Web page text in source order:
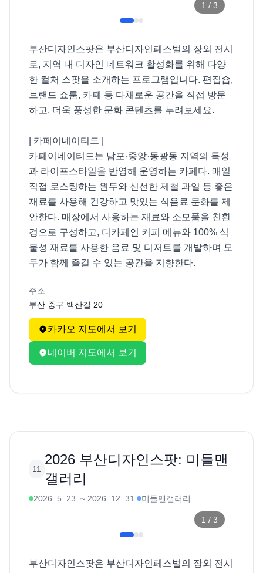
1 / 3
부산디자인스팟은 부산디자인페스벌의 장외 전시
로, 지역 내 디자인 네트워크 활성화를 위해 다양
한 컬처 스팟을 소개하는 프로그램입니다. 편집숍,
브랜드 쇼룸, 카페 등 다채로운 공간을 직접 방문
하고, 더욱 풍성한 문화 콘텐츠를 누려보세요.
| 카페이네이티드 |
카페이네이티드는 남포·중앙·동광동 지역의 특성
과 라이프스타일을 반영해 운영하는 카페다. 매일
직접 로스팅하는 원두와 신선한 제철 과일 등 좋은
재료를 사용해 건강하고 맛있는 식음료 문화를 제
안한다. 매장에서 사용하는 재료와 소모품을 친환
경으로 구성하고, 디카페인 커피 메뉴와 100% 식
물성 재료를 사용한 음료 및 디저트를 개발하며 모
두가 함께 즐길 수 있는 공간을 지향한다.
주소
부산 중구 백산길 20
카카오 지도에서 보기
네이버 지도에서 보기
11
2026 부산디자인스팟: 미들맨
갤러리
2026. 5. 23. ~ 2026. 12. 31. 미들맨갤러리
1 / 3
부산디자인스팟은 부산디자인페스벌의 장외 전시